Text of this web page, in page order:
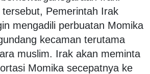
Pemerintah Irak
mengadili perbuatan Momika
kecaman terutama
muslim. Irak akan meminta
Momika secepatnya ke